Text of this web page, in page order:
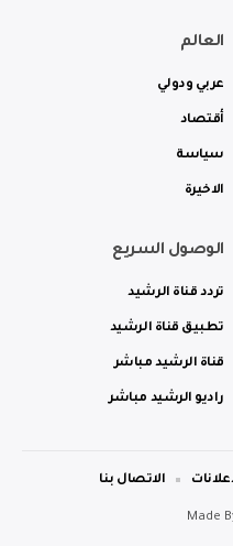
العالم
عربي ودولي
أقتصاد
سياسة
الاخيرة
الوصول السريع
تردد قناة الرشيد
تطبيق قناة الرشيد
قناة الرشيد مباشر
راديو الرشيد مباشر
Made
الاتصال بنا